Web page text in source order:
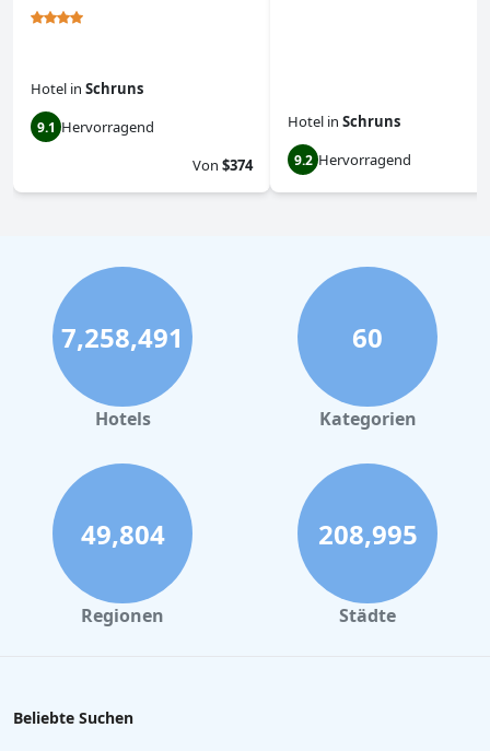
Hotel in Schruns
9.1 Hervorragend
Von $374
Hotel in Schruns
9.2 Hervorragend
7,258,491
Hotels
60
Kategorien
49,804
Regionen
208,995
Städte
Beliebte Suchen